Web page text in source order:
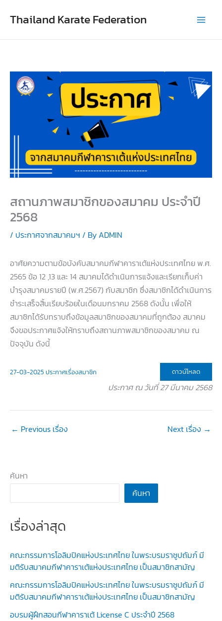
Thailand Karate Federation
สถานภาพสมาชิกของสมาคม ประจำปี
2568
/ ประกาศจากสมาคมฯ / By ADMIN
อาศัยความตามข้อบังคับสมาคมกีฬาคาราเต้แห่งประเทศไทย พ.ศ.
2565 ข้อ 12 ,13 และ 14 สมาคมได้ดำเนินการแจ้งและเรียกเก็บค่า
บำรุงสมาคมรายปี (พ.ศ.2567) กับสมาชิก ซึ่งสมาชิกได้ดำเนินการ
ชำระเสร็จสิ้นเรียบร้อยในเดือนมกราคม 2568 ดังนั้น เพื่อให้
สมาชิกได้รับทราบถึงข้อมูลสมาชิกของสมาคมที่ถูกต้อง สมาคม
จึงขอประกาศแจ้งให้ทราบถึงสถานภาพสมาชิกของสมาคม ณ
ปัจจุบัน ดังนี้
27-03-2025 ประกาศเรื่องสมาชิก ดาวน์โหลด
ประกาศ ณ วันที่ 27 มีนาคม 2568
← Previous เรื่อง Next เรื่อง →
ค้นหา
ค้นหา
เรื่องล่าสุด
คณะกรรมการโอลิมปิคแห่งประเทศไทย ในพระบรมราชูปถัมภ์ มี
มติรับสมาคมกีฬาคาราเต้แห่งประเทศไทย เป็นสมาชิกสามัญ
คณะกรรมการโอลิมปิคแห่งประเทศไทย ในพระบรมราชูปถัมภ์ มี
มติรับสมาคมกีฬาคาราเต้แห่งประเทศไทย เป็นสมาชิกสามัญ
อบรมผู้ฝึกสอนกีฬาคาราเต้ License C ประจำปี 2568